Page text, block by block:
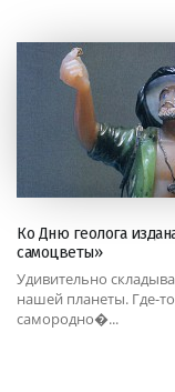
Ко Дню геолога
самоцветы»
Удивительно
нашей планеты. Где-
самородно�...